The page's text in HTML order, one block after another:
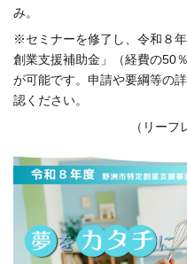
み。
※セミナーを修了し、令和８
創業支援補助金」（経費の50
が可能です。申請や要綱等の
認ください。
（リーフ